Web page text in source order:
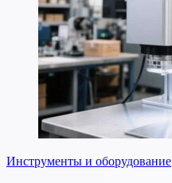
Инструменты и оборудование